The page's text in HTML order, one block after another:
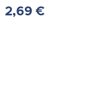
2,69 €